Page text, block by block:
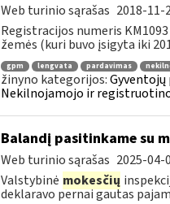
Web turinio sąrašas 2018-11-
Registracijos numeris
žemės (kuri buvo įsigyta iki
gpm lengvata pardavimas
žinyno kategorijos:Gyventojų
Nekilnojamojo ir
Balandį pasitinkame su
Web turinio sąrašas 2025-04-
Valstybinė mokesčių
deklaravo pernai gautas